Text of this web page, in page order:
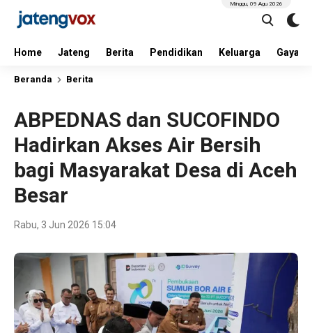
Home Jateng Berita Pendidikan Keluarga Gaya
Minggu, 09 Agu 2026
Beranda Berita
ABPEDNAS dan SUCOFINDO
Hadirkan Akses Air Bersih
bagi Masyarakat Desa di Aceh
Besar
Rabu, 3 Jun 2026 15:04